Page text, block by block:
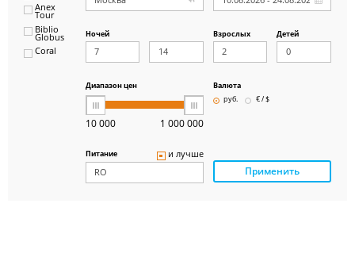
Anex
Tour
Biblio
Globus
Coral
Ночей Взрослых Детей
Диапазон цен
10 000 1 000 000
Валюта
руб.
€ / $
Питание и лучше
Применить